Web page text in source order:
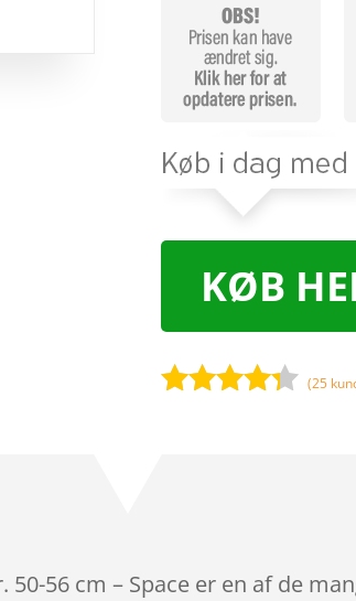
KØB
mmelser
(25
50-56 cm – Space er en af de